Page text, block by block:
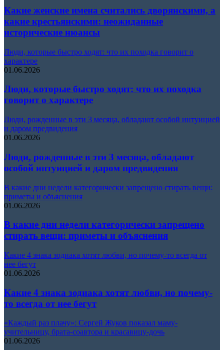
Какие женские имена считались дворянскими, а
какие крестьянскими: неожиданные
исторические нюансы
Люди, которые быстро ходят: что их походка говорит о
характере
01.06.2026
Люди, которые быстро ходят: что их походка
говорит о характере
Люди, рожденные в эти 3 месяца, обладают особой интуицией
и даром предвидения
01.06.2026
Люди, рожденные в эти 3 месяца, обладают
особой интуицией и даром предвидения
В какие дни недели категорически запрещено стирать вещи:
приметы и объяснения
01.06.2026
В какие дни недели категорически запрещено
стирать вещи: приметы и объяснения
Какие 4 знака зодиака хотят любви, но почему-то всегда от
нее бегут
01.06.2026
Какие 4 знака зодиака хотят любви, но почему-
то всегда от нее бегут
«Каждый раз плачу»: Сергей Жуков показал маму-
учительницу, брата-соавтора и красавицу-дочь
01.06.2026